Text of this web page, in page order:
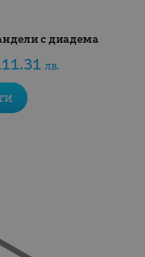
с диадема
лв.